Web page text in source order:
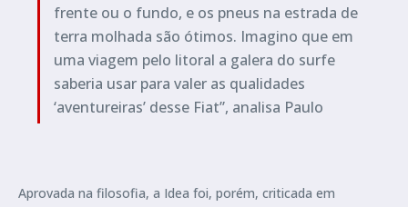
frente ou o fundo, e os pneus na estrada de
terra molhada são ótimos. Imagino que em
uma viagem pelo litoral a galera do surfe
saberia usar para valer as qualidades
‘aventureiras’ desse Fiat”, analisa Paulo
Aprovada na filosofia, a Idea foi, porém, criticada em